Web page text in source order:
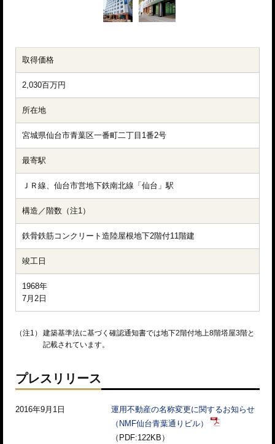
取得価格
2,030百万円
所在地
宮城県仙台市青葉区一番町二丁目1番2号
最寄駅
ＪＲ線、仙台市営地下鉄南北線「仙台」駅
構造／階数（注1）
鉄骨鉄筋コンクリート造陸屋根地下2階付11階建
竣工日
1968年
7月2日
（注1）
建築基準法に基づく確認通知書では地下2階付地上8階塔屋3階と
記載されています。
プレスリリース
2016年9月1日
運用不動産の名称変更に関するお知らせ
（NMF仙台青葉通りビル）
（PDF:122KB）